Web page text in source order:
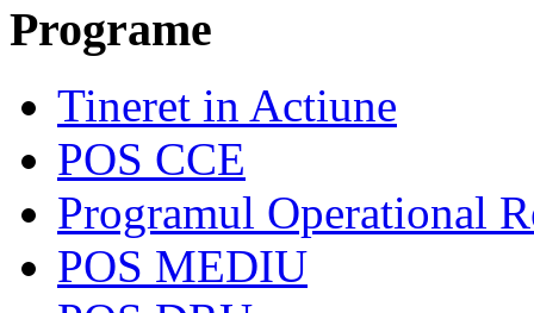
Programe
Tineret in Actiune
POS CCE
Programul Operational
POS MEDIU